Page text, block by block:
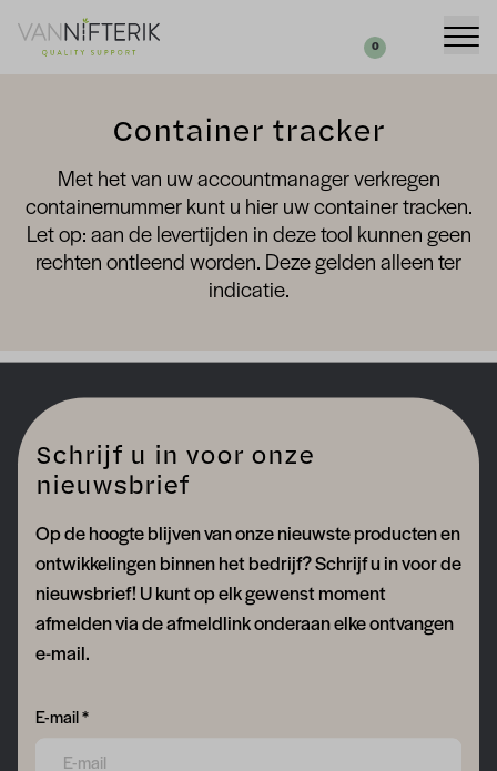
Uw aanvraag
0 Zoeken
Container tracker
Met het van uw accountmanager verkregen
containernummer kunt u hier uw container tracken.
Let op: aan de levertijden in deze tool kunnen geen
rechten ontleend worden. Deze gelden alleen ter
indicatie.
Schrijf u in voor onze
nieuwsbrief
Op de hoogte blijven van onze nieuwste producten en
ontwikkelingen binnen het bedrijf? Schrijf u in voor de
nieuwsbrief! U kunt op elk gewenst moment
afmelden via de afmeldlink onderaan elke ontvangen
e-mail.
Form field 6a751c37e4725
E-mail *